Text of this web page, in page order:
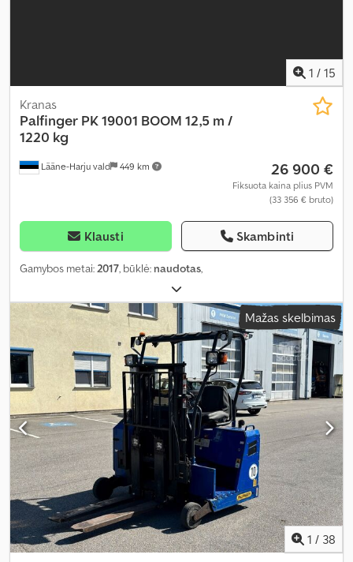
1 / 15
Lääne-Harju vald 449 km
Kranas
Palfinger PK 19001 BOOM 12,5 m /
1220 kg
26 900 €
Fiksuota kaina plius PVM
(33 356 € bruto)
Klausti Skambinti
Gamybos metai:2017, būklė: naudotas,
Mažas skelbimas
1 / 38